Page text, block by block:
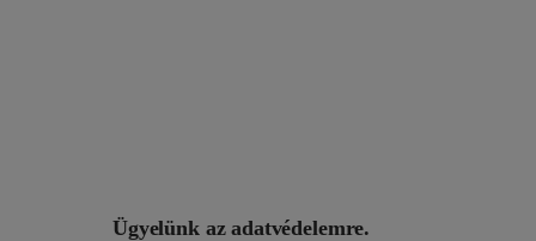
Ügyelünk az adatvédelemre.